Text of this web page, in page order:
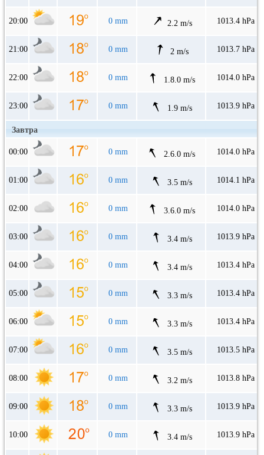
20:00 0 mm 2.2 m/s 1013.4 hPa
21:00 0 mm 2 m/s 1013.7 hPa
22:00 0 mm 1.8.0 m/s 1014.0 hPa
23:00 0 mm 1.9 m/s 1013.9 hPa
Завтра
00:00 0 mm 2.6.0 m/s 1014.0 hPa
01:00 0 mm 3.5 m/s 1014.1 hPa
02:00 0 mm 3.6.0 m/s 1014.0 hPa
03:00 0 mm 3.4 m/s 1013.9 hPa
04:00 0 mm 3.4 m/s 1013.4 hPa
05:00 0 mm 3.3 m/s 1013.4 hPa
06:00 0 mm 3.3 m/s 1013.4 hPa
07:00 0 mm 3.5 m/s 1013.5 hPa
08:00 0 mm 3.2 m/s 1013.8 hPa
09:00 0 mm 3.3 m/s 1013.9 hPa
10:00 0 mm 3.4 m/s 1013.9 hPa